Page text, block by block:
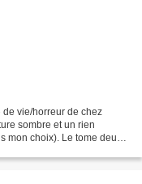
vie/horreur de chez
sombre et un rien
mon choix). Le tome deux